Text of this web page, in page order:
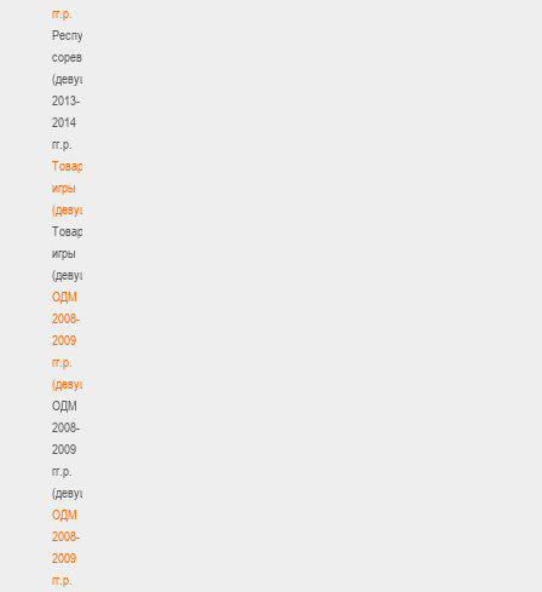
гг.р.
Республиканские
соревнования
(девушки)
2013-
2014
гг.р.
Товарищеские
игры
(девушки)
Товарищеские
игры
(девушки)
ОДМ
2008-
2009
гг.р.
(девушки)
ОДМ
2008-
2009
гг.р.
(девушки)
ОДМ
2008-
2009
гг.р.